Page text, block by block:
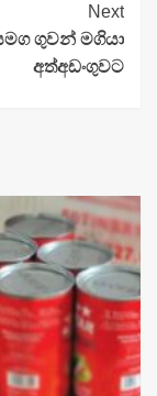
Next
ගුවන් මගියා
අත්අ­ඩං­ගු­වට